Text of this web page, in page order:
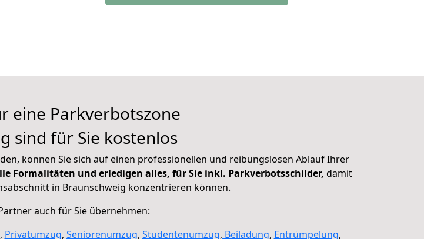
eine Parkverbotszone
sind für Sie kostenlos
können Sie sich auf einen professionellen und reibungslosen Ablauf Ihrer
Formalitäten und erledigen alles, für Sie inkl. Parkverbotsschilder, damit
in Braunschweig konzentrieren können.
auch für Sie übernehmen:
, Privatumzug, Seniorenumzug, Studentenumzug, Beiladung, Entrümpelung,